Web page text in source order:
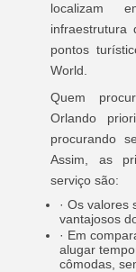
localizam
infraestrutura
pontos
World.
Quem
Orlando
procurando
Assim, as
serviço são:
· Os valores
vantajosos
· Em
alugar
cômodas,